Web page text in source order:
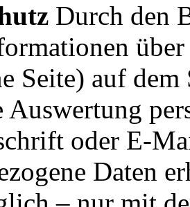
Durch den
Seite) auf
oder E-
Daten